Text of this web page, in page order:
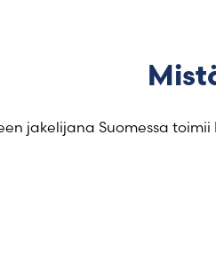
jakelijana Suomessa